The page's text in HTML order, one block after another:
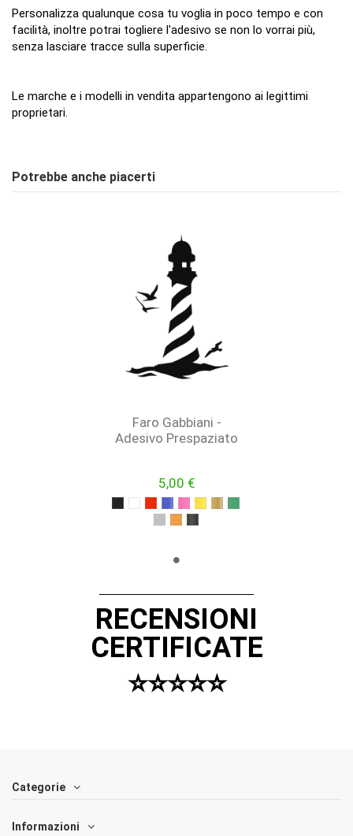
Personalizza qualunque cosa tu voglia in poco tempo e con
facilità, inoltre potrai togliere l'adesivo se non lo vorrai più,
senza lasciare tracce sulla superficie.
Le marche e i modelli in vendita appartengono ai legittimi
proprietari.
Potrebbe anche piacerti
Faro Gabbiani -
Adesivo Prespaziato
5,00 €
NEROBIANCO
ROSSO
BLUFUCSIA
GIALLO
OROVERDE
ARGENTO
ARANCIONE
NERO OPACO
RECENSIONI
CERTIFICATE
⭐️⭐️⭐️⭐️⭐️
Categorie
Informazioni